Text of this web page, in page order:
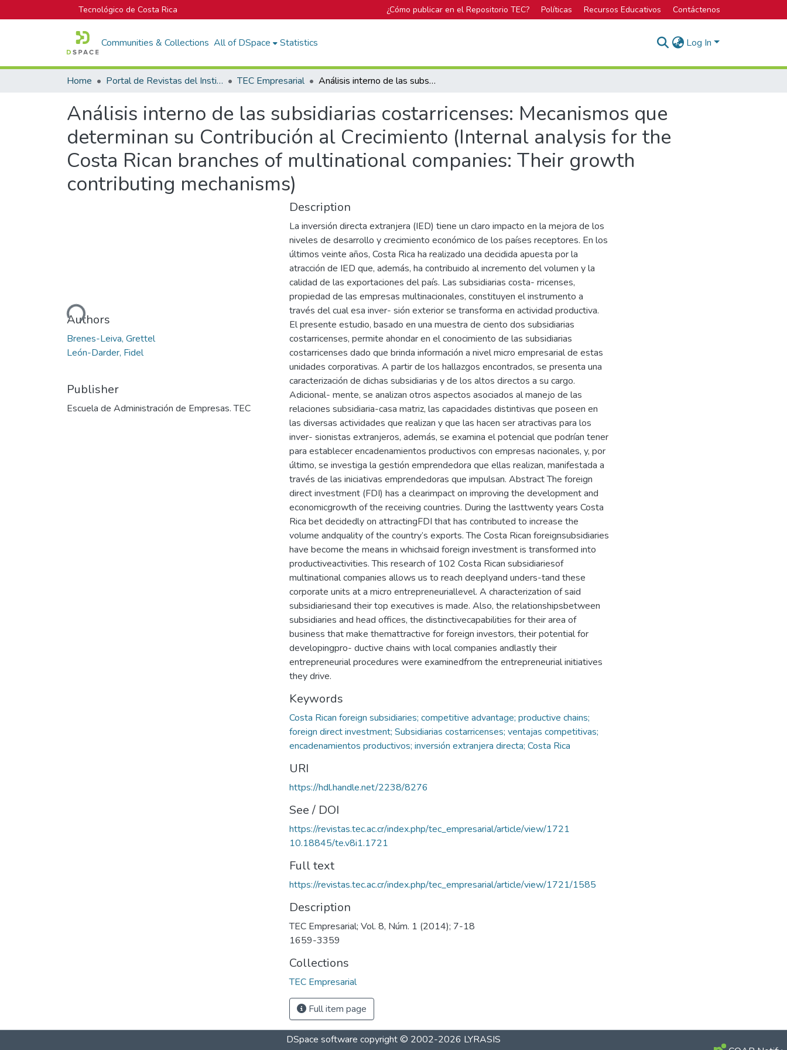
Tecnológico de Costa Rica ¿Cómo publicar en el Repositorio TEC? Políticas Recursos Educativos Contáctenos
Communities & Collections All of DSpace Statistics Log In
Home Portal de Revistas del Instituto Tecnológico de Costa Rica TEC Empresarial Análisis interno de las subsidiarias costarricenses: Mecanismos que determinan su Contribución al Crecimiento (Internal analysis for the Costa Rican branches of multinational companies: Their growth contributing mechanisms)
Análisis interno de las subsidiarias costarricenses: Mecanismos que
determinan su Contribución al Crecimiento (Internal analysis for the
Costa Rican branches of multinational companies: Their growth
contributing mechanisms)
Loading...
Authors
Brenes-Leiva, Grettel
León-Darder, Fidel
Publisher
Escuela de Administración de Empresas. TEC
Description
La inversión directa extranjera (IED) tiene un claro impacto en la mejora de los
niveles de desarrollo y crecimiento económico de los países receptores. En los
últimos veinte años, Costa Rica ha realizado una decidida apuesta por la
atracción de IED que, además, ha contribuido al incremento del volumen y la
calidad de las exportaciones del país. Las subsidiarias costa- rricenses,
propiedad de las empresas multinacionales, constituyen el instrumento a
través del cual esa inver- sión exterior se transforma en actividad productiva.
El presente estudio, basado en una muestra de ciento dos subsidiarias
costarricenses, permite ahondar en el conocimiento de las subsidiarias
costarricenses dado que brinda información a nivel micro empresarial de estas
unidades corporativas. A partir de los hallazgos encontrados, se presenta una
caracterización de dichas subsidiarias y de los altos directos a su cargo.
Adicional- mente, se analizan otros aspectos asociados al manejo de las
relaciones subsidiaria-casa matriz, las capacidades distintivas que poseen en
las diversas actividades que realizan y que las hacen ser atractivas para los
inver- sionistas extranjeros, además, se examina el potencial que podrían tener
para establecer encadenamientos productivos con empresas nacionales, y, por
último, se investiga la gestión emprendedora que ellas realizan, manifestada a
través de las iniciativas emprendedoras que impulsan. Abstract The foreign
direct investment (FDI) has a clearimpact on improving the development and
economicgrowth of the receiving countries. During the lasttwenty years Costa
Rica bet decidedly on attractingFDI that has contributed to increase the
volume andquality of the country’s exports. The Costa Rican foreignsubsidiaries
have become the means in whichsaid foreign investment is transformed into
productiveactivities. This research of 102 Costa Rican subsidiariesof
multinational companies allows us to reach deeplyand unders-tand these
corporate units at a micro entrepreneuriallevel. A characterization of said
subsidiariesand their top executives is made. Also, the relationshipsbetween
subsidiaries and head offices, the distinctivecapabilities for their area of
business that make themattractive for foreign investors, their potential for
developingpro- ductive chains with local companies andlastly their
entrepreneurial procedures were examinedfrom the entrepreneurial initiatives
they drive.
Keywords
Costa Rican foreign subsidiaries; competitive advantage; productive chains;
foreign direct investment; Subsidiarias costarricenses; ventajas competitivas;
encadenamientos productivos; inversión extranjera directa; Costa Rica
URI
https://hdl.handle.net/2238/8276
See / DOI
https://revistas.tec.ac.cr/index.php/tec_empresarial/article/view/1721
10.18845/te.v8i1.1721
Full text
https://revistas.tec.ac.cr/index.php/tec_empresarial/article/view/1721/1585
Description
TEC Empresarial; Vol. 8, Núm. 1 (2014); 7-18
1659-3359
Collections
TEC Empresarial
Full item page
DSpace software copyright © 2002-2026 LYRASIS